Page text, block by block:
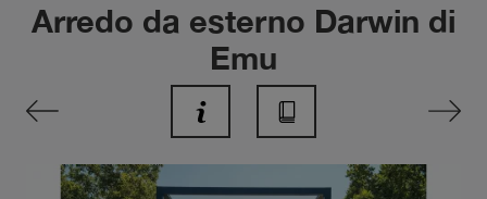
Arredo da esterno Darwin di
Emu